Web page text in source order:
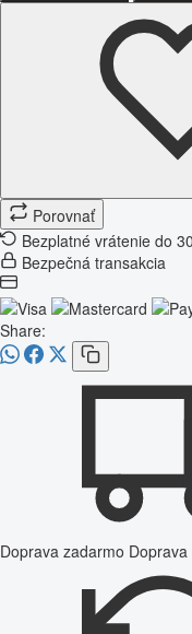
Porovnať
Bezplatné vrátenie do
Bezpečná transakcia
Share:
Doprava zadarmo